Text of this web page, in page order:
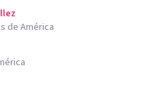
de América